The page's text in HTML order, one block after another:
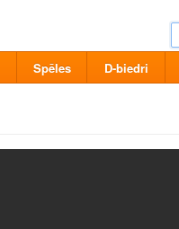
Spēles D-biedri